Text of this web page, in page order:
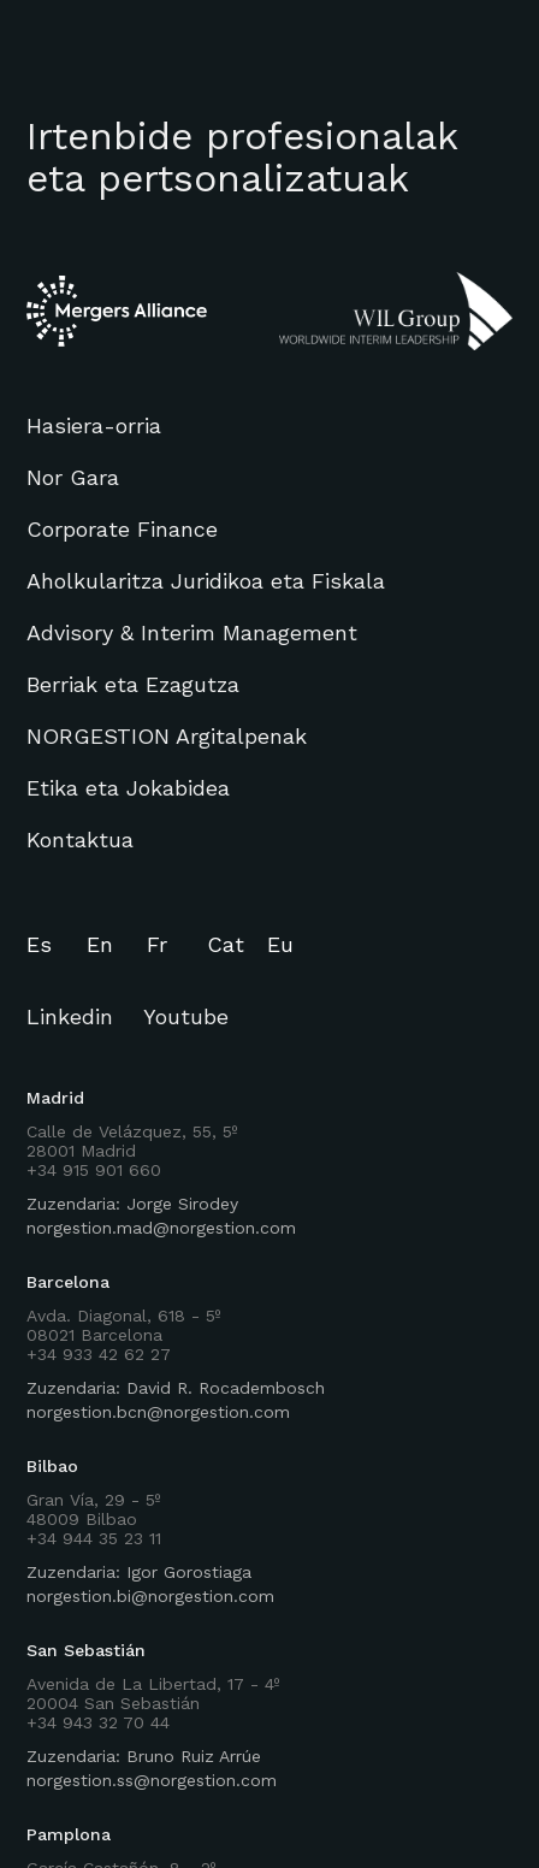
Irtenbide profesionalak
eta pertsonalizatuak
Hasiera-orria
Nor Gara
Corporate Finance
Aholkularitza Juridikoa eta Fiskala
Advisory & Interim Management
Berriak eta Ezagutza
NORGESTION Argitalpenak
Etika eta Jokabidea
Kontaktua
Madrid
Calle de Velázquez, 55, 5º
28001 Madrid
+34 915 901 660
Zuzendaria: Jorge Sirodey
norgestion.mad@norgestion.com
Barcelona
Avda. Diagonal, 618 - 5º
08021 Barcelona
+34 933 42 62 27
Zuzendaria: David R. Rocadembosch
norgestion.bcn@norgestion.com
Bilbao
Gran Vía, 29 - 5º
48009 Bilbao
+34 944 35 23 11
Zuzendaria: Igor Gorostiaga
norgestion.bi@norgestion.com
San Sebastián
Avenida de La Libertad, 17 - 4º
20004 San Sebastián
+34 943 32 70 44
Zuzendaria: Bruno Ruiz Arrúe
norgestion.ss@norgestion.com
Pamplona
Es En Fr Cat Eu
Linkedin Youtube